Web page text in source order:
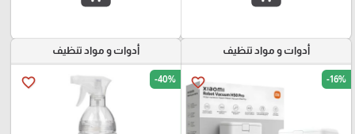
أدوات و مواد تنظيف
favorite_border -16%
أدوات و مواد تنظيف
favorite_border -40%